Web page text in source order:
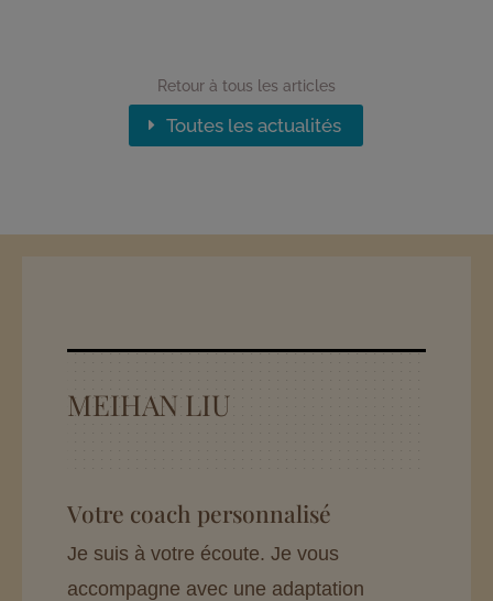
Retour à tous les articles
Toutes les actualités
MEIHAN LIU
Votre coach personnalisé
Je suis à votre écoute. Je vous
accompagne avec une adaptation